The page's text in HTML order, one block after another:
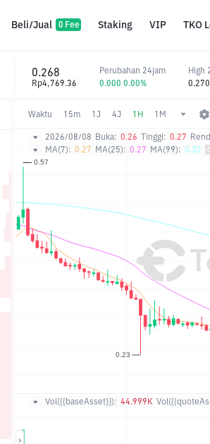
Beli/Jual 0 Fee Staking VIP TKO
Waktu 15m 1J 4J 1H 1M
2026/08/08 Buka: 0.26 Tinggi: 0.27
MA(7): 0.27 MA(25): 0.27 MA(99): 0.32
Vol({{baseAsset}}): 44.999K
0.268
Rp4,769.36
Perubahan 24jam
0.000 0.00%
High
0.270